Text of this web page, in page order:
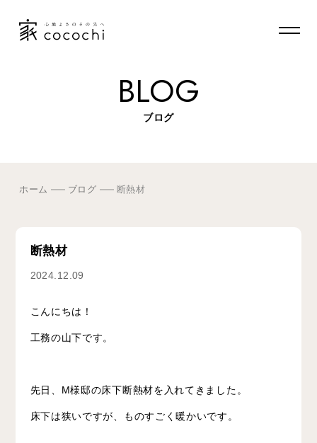
BLOG
ブログ
ホーム ブログ 断熱材
断熱材
2024.12.09
こんにちは！
工務の山下です。
先日、M様邸の床下断熱材を入れてきました。
床下は狭いですが、ものすごく暖かいです。